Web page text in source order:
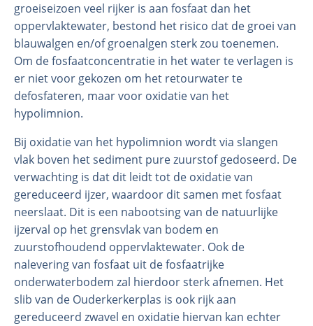
groeiseizoen veel rijker is aan fosfaat dan het
oppervlaktewater, bestond het risico dat de groei van
blauwalgen en/of groenalgen sterk zou toenemen.
Om de fosfaatconcentratie in het water te verlagen is
er niet voor gekozen om het retourwater te
defosfateren, maar voor oxidatie van het
hypolimnion.
Bij oxidatie van het hypolimnion wordt via slangen
vlak boven het sediment pure zuurstof gedoseerd. De
verwachting is dat dit leidt tot de oxidatie van
gereduceerd ijzer, waardoor dit samen met fosfaat
neerslaat. Dit is een nabootsing van de natuurlijke
ijzerval op het grensvlak van bodem en
zuurstofhoudend oppervlaktewater. Ook de
nalevering van fosfaat uit de fosfaatrijke
onderwaterbodem zal hierdoor sterk afnemen. Het
slib van de Ouderkerkerplas is ook rijk aan
gereduceerd zwavel en oxidatie hiervan kan echter